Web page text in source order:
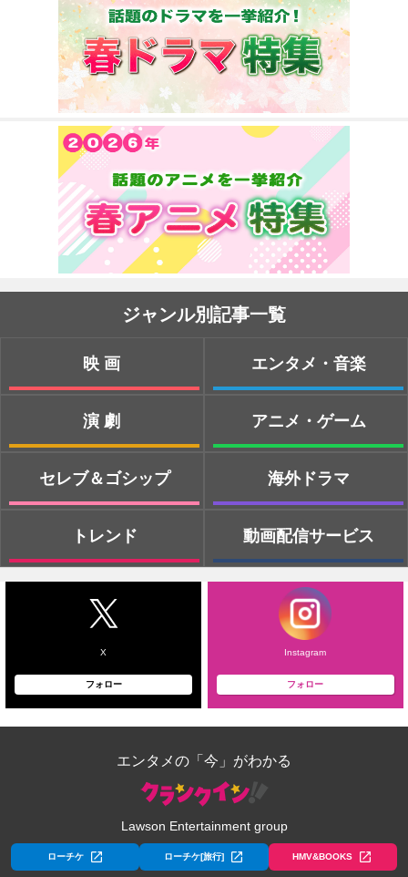
ジャンル別記事一覧
映画
演劇
セレブ＆ゴシップ
トレンド
エンタメ・音楽
アニメ・ゲーム
海外ドラマ
動画配信サービス
X
フォロー
Instagram
フォロー
エンタメの「今」がわかる
Lawson Entertainment group
ローチケ ローチケ[旅行] HMV&BOOKS